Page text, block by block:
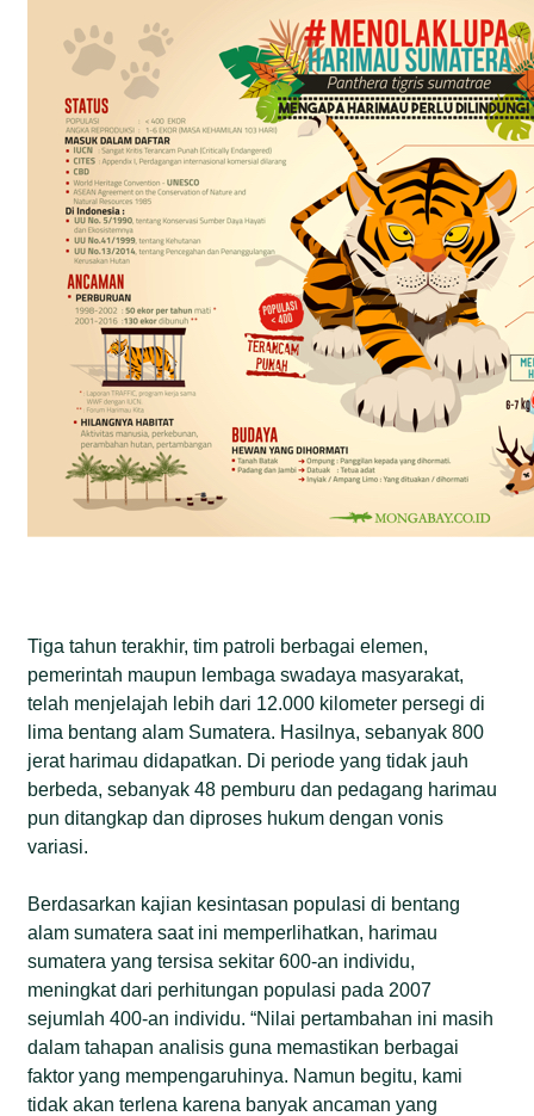
Tiga tahun terakhir, tim patroli berbagai elemen,
pemerintah maupun lembaga swadaya masyarakat,
telah menjelajah lebih dari 12.000 kilometer persegi di
lima bentang alam Sumatera. Hasilnya, sebanyak 800
jerat harimau didapatkan. Di periode yang tidak jauh
berbeda, sebanyak 48 pemburu dan pedagang harimau
pun ditangkap dan diproses hukum dengan vonis
variasi.
Berdasarkan kajian kesintasan populasi di bentang
alam sumatera saat ini memperlihatkan, harimau
sumatera yang tersisa sekitar 600-an individu,
meningkat dari perhitungan populasi pada 2007
sejumlah 400-an individu. “Nilai pertambahan ini masih
dalam tahapan analisis guna memastikan berbagai
faktor yang mempengaruhinya. Namun begitu, kami
tidak akan terlena karena banyak ancaman yang